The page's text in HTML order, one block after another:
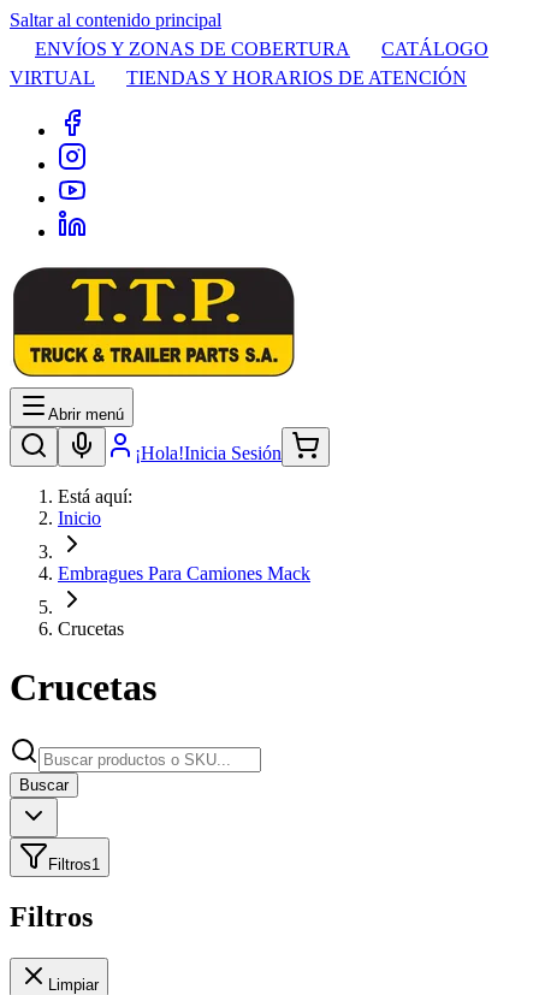
Saltar al contenido principal
ENVÍOS Y ZONAS DE COBERTURA
CATÁLOGO
VIRTUAL
TIENDAS Y HORARIOS DE ATENCIÓN
Abrir menú
¡Hola!Inicia Sesión
Está aquí:
Inicio
Embragues Para Camiones Mack
Crucetas
Crucetas
Buscar
Filtros1
Filtros
Limpiar